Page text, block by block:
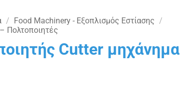
/ Food Machinery - Εξοπλισμός Εστίασης /
Πολτοποιητές
Cutter μηχάνημα